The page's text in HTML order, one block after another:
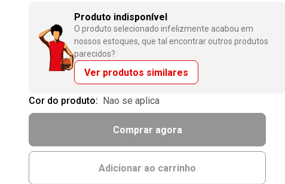
Produto indisponível
O produto selecionado infelizmente acabou em
nossos estoques, que tal encontrar outros produtos
parecidos?
Ver produtos similares
Cor do produto: nao se aplica
Comprar agora
Adicionar ao carrinho